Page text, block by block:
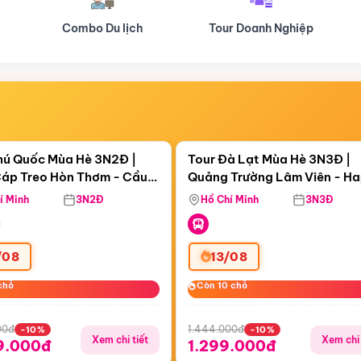
Tour Doanh Nghiệp Du lịch Hành Hương
04:35:20
Treo Hòn Thơm
Quốc Mùa Hè 3N2Đ |
Treo Hòn Thơm - Cầu
Viên Nước Aquatopia
Minh 3N2Đ
-10%
Xem chi tiết
Còn05 ngày 04:35:20
Tour Đà Lạt Mùa Hè 3N3Đ |
Quảng Trường Lâm Viên -
Hill - Puppy Farm
Hồ Chí Minh 3N3Đ
13/08
Còn 10 chỗ
Còn 10 chỗ
1.444.000đ -10%
1.299.000đ Xem